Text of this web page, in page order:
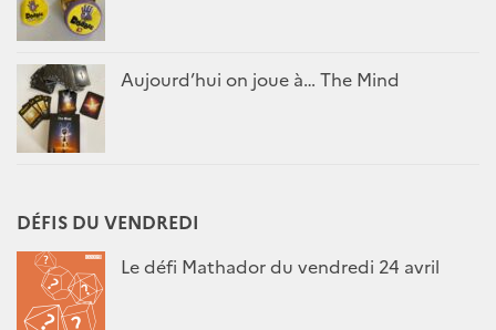
Aujourd’hui on joue à… The Mind
DÉFIS DU VENDREDI
Le défi Mathador du vendredi 24 avril